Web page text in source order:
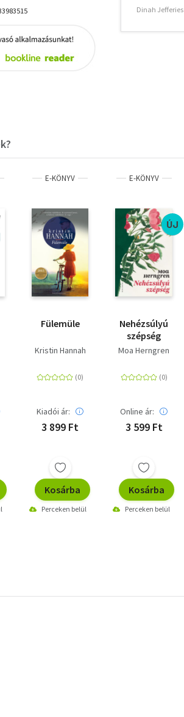
de az író az utolsó
(moly.hu)
találhat választ.
Dinah Jefferies
E-KÖNYV
Fülemüle
Kristin Hannah
Kiadói ár:
3 899 Ft
Kosárba
Perceken belül
E-KÖNYV
ÚJ
Nehézsúlyú
szépség
Moa Herngren
Online ár:
3 599 Ft
Kosárba
Perceken belül